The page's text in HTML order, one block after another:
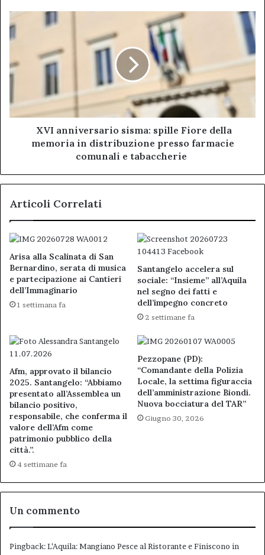
XVI
anniversario
sisma:
Fiore
della
in
distribuzione
farmacie
tabaccherie
XVI anniversario sisma: spille Fiore della
memoria in distribuzione presso farmacie
comunali e tabaccherie
Articoli Correlati
Arisa alla Scalinata di San
Bernardino, serata di musica
e partecipazione ai Cantieri
dell’Immaginario
1 settimana fa
Santangelo accelera sul
sociale: “Insieme” all’Aquila
nel segno dei fatti e
dell’impegno concreto
2 settimane fa
Afm, approvato il bilancio
2025. Santangelo: “Abbiamo
presentato all’Assemblea un
bilancio positivo,
responsabile, che conferma il
valore dell’Afm come
patrimonio pubblico della
città.”.
4 settimane fa
Pezzopane (PD):
“Comandante della Polizia
Locale, la settima figuraccia
dell’amministrazione Biondi.
Nuova bocciatura del TAR”
Giugno 30, 2026
Un commento
Pingback:L’Aquila: Mangiano Pesce al Ristorante e Finiscono in